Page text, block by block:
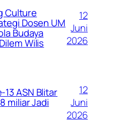
Culture
Dosen UM
Budaya
Wilis
12
Juni
2026
ASN Blitar
miliar Jadi
12
Juni
2026